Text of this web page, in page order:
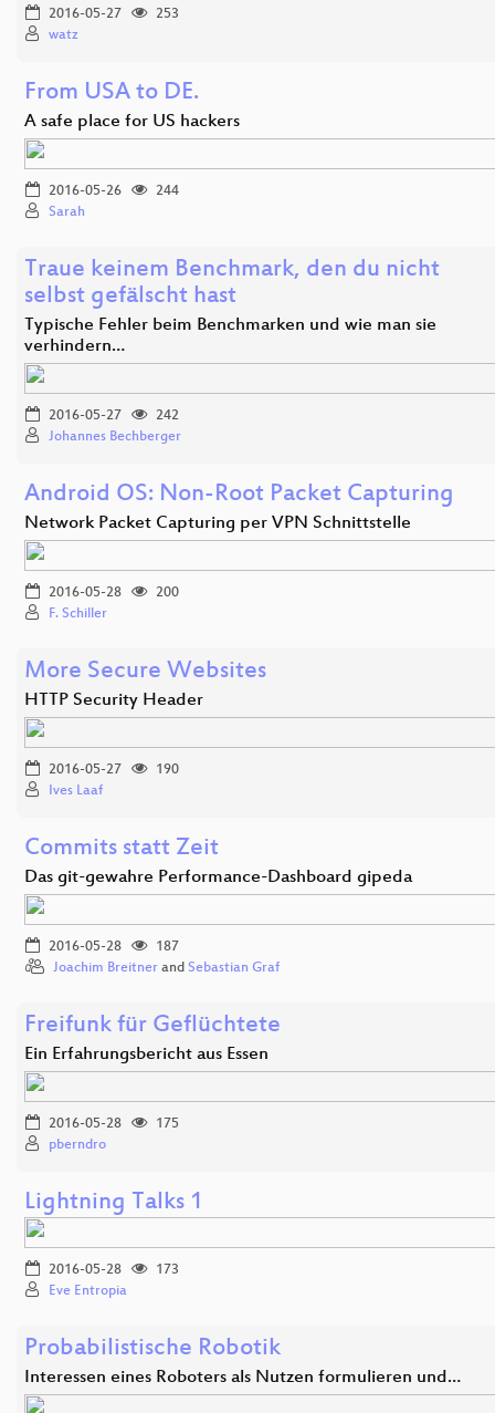
2016-05-27
253
watz
From USA to DE.
A safe place for US hackers
2016-05-26
244
Sarah
Traue keinem Benchmark, den du nicht
selbst gefälscht hast
Typische Fehler beim Benchmarken und wie man sie
verhindern…
2016-05-27
242
Johannes Bechberger
Android OS: Non-Root Packet Capturing
Network Packet Capturing per VPN Schnittstelle
2016-05-28
200
F. Schiller
More Secure Websites
HTTP Security Header
2016-05-27
190
Ives Laaf
Commits statt Zeit
Das git-gewahre Performance-Dashboard gipeda
2016-05-28
187
Joachim Breitner and Sebastian Graf
Freifunk für Geflüchtete
Ein Erfahrungsbericht aus Essen
2016-05-28
175
pberndro
Lightning Talks 1
2016-05-28
173
Eve Entropia
Probabilistische Robotik
Interessen eines Roboters als Nutzen formulieren und…